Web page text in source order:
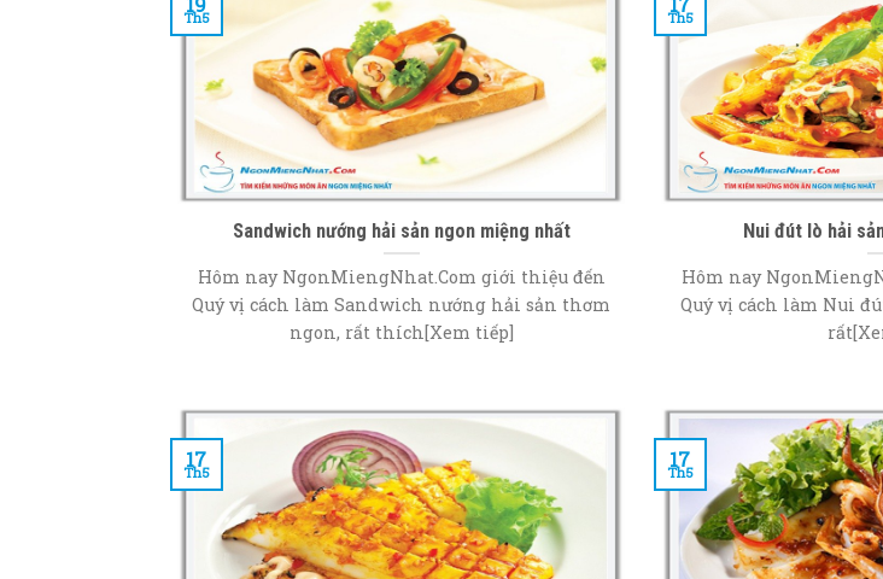
Sandwich nướng hải sản ngon miệng nhất
Hôm nay NgonMiengNhat.Com giới thiệu đến
Quý vị cách làm Sandwich nướng hải sản thơm
ngon, rất thích[Xem tiếp]
Th5
Nui đút lò hải
Hôm nay
Quý vị cách làm Nui
Th5
17
Th5
17
Th5